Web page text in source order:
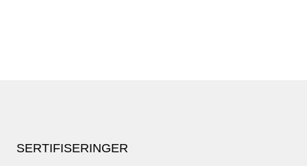
SERTIFISERINGER